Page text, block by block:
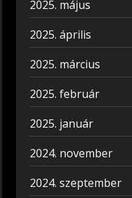
2025. május
2025. április
2025. március
2025. február
2025. január
2024. november
2024. szeptember